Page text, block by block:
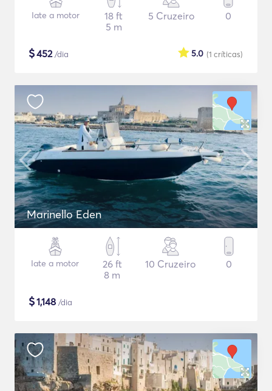
Iate a motor
18 ft
5 m
5 Cruzeiro 0
$452/dia (1 críticas)
5.0
Marinello Eden
Iate a motor
26 ft
8 m
10 Cruzeiro 0
$1,148 /dia